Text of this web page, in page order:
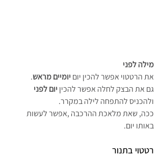
מילה לפני
את הרטטוי אפשר להכין יום יומיים מראש.
גם את הבצק לחלה אפשר להכין יום לפני
ולהכניס להתפחה לילה במקרר.
ככה, שאת מלאכת ההרכבה ,אפשר לעשות
באותו יום.
רטטוי בתנור